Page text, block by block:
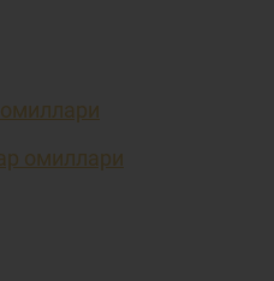
омиллари